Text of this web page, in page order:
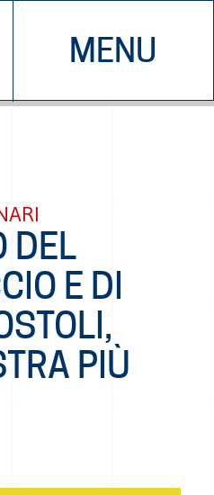
MENU
CHI SIAMO
DEL
E DI
PIÙ